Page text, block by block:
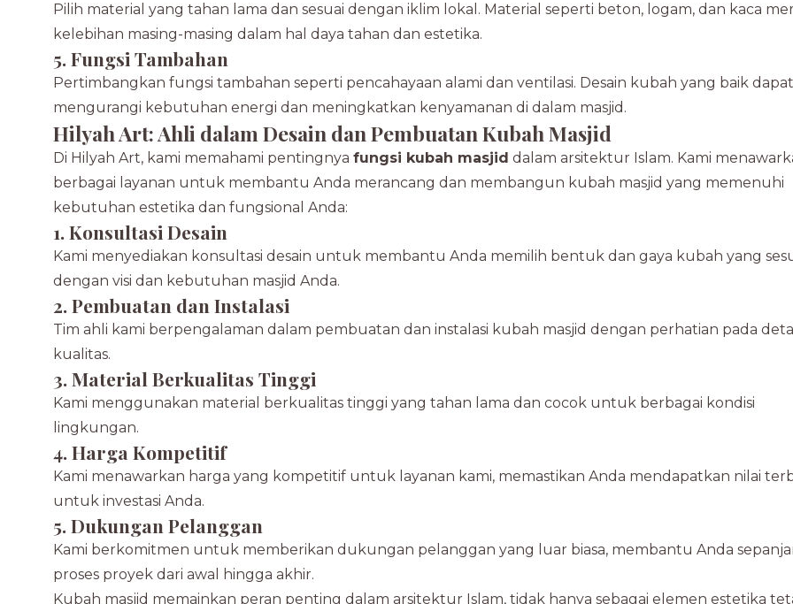
Pilih material yang tahan lama dan sesuai dengan iklim lokal. Material seperti beton, logam, dan kaca
kelebihan masing-masing dalam hal daya tahan dan estetika.
5. Fungsi Tambahan
Pertimbangkan fungsi tambahan seperti pencahayaan alami dan ventilasi. Desain kubah yang baik dapat
mengurangi kebutuhan energi dan meningkatkan kenyamanan di dalam masjid.
Hilyah Art: Ahli dalam Desain dan Pembuatan Kubah Masjid
Di Hilyah Art, kami memahami pentingnya fungsi kubah masjid dalam arsitektur Islam. Kami
berbagai layanan untuk membantu Anda merancang dan membangun kubah masjid yang memenuhi
kebutuhan estetika dan fungsional Anda:
1. Konsultasi Desain
Kami menyediakan konsultasi desain untuk membantu Anda memilih bentuk dan gaya kubah yang
dengan visi dan kebutuhan masjid Anda.
2. Pembuatan dan Instalasi
Tim ahli kami berpengalaman dalam pembuatan dan instalasi kubah masjid dengan perhatian pada
kualitas.
3. Material Berkualitas Tinggi
Kami menggunakan material berkualitas tinggi yang tahan lama dan cocok untuk berbagai kondisi
lingkungan.
4. Harga Kompetitif
Kami menawarkan harga yang kompetitif untuk layanan kami, memastikan Anda mendapatkan nilai
untuk investasi Anda.
5. Dukungan Pelanggan
Kami berkomitmen untuk memberikan dukungan pelanggan yang luar biasa, membantu Anda
proses proyek dari awal hingga akhir.
Kubah masjid memainkan peran penting dalam arsitektur Islam, tidak hanya sebagai elemen estetika